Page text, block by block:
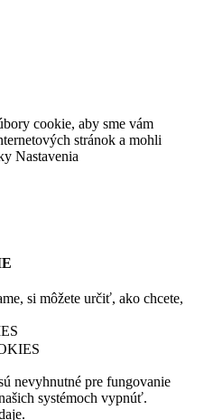
cookie, aby sme vám
stránok a mohli
Nastavenia
si môžete určiť, ako chcete,
nevyhnutné pre fungovanie
systémoch vypnúť.